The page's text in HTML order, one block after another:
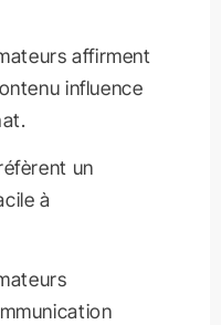
affirment
influence
un
à